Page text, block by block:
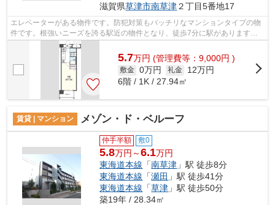
滋賀県草津市南草津２丁目5番地17
エレベーターがある物件です。防犯対策もバッチリなマンションタイプの物
件です。根強いニーズを誇る駅近の物件となり、徒歩7分に駅があります。
草津市エリアの賃貸情報をお探しなら、...
5.7万円 (管理費等：9,000円 )
敷金 0万円 礼金
12万円
6階 / 1K / 27.94㎡
賃貸 | マンション メゾン・ド・ベルーフ
仲手半額 敷0
5.8万円～6.1万円
東海道本線 「南草津 」駅 徒歩8分
東海道本線 「瀬田 」駅 徒歩41分
東海道本線 「草津 」駅 徒歩50分
築19年 / 28.34㎡